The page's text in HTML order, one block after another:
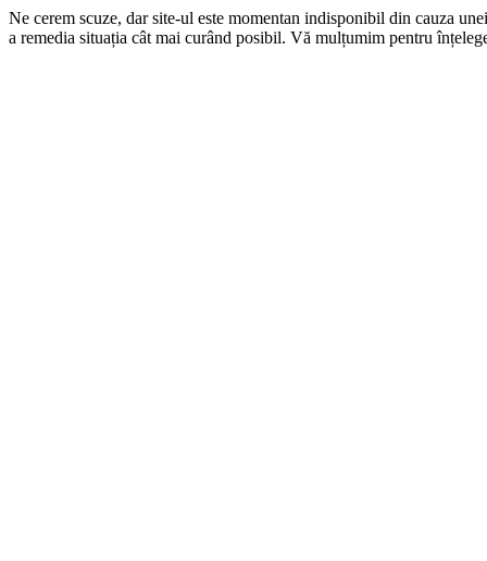
Ne cerem scuze, dar site-ul este momentan indisponibil din cauza
a remedia situația cât mai curând posibil. Vă mulțumim pentru